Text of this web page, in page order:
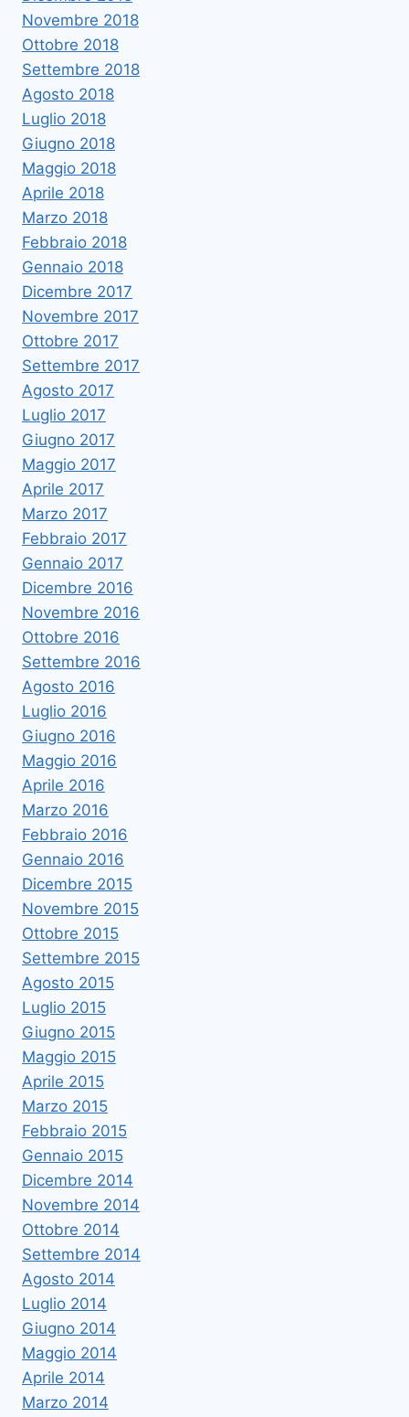
Novembre 2018
Ottobre 2018
Settembre 2018
Agosto 2018
Luglio 2018
Giugno 2018
Maggio 2018
Aprile 2018
Marzo 2018
Febbraio 2018
Gennaio 2018
Dicembre 2017
Novembre 2017
Ottobre 2017
Settembre 2017
Agosto 2017
Luglio 2017
Giugno 2017
Maggio 2017
Aprile 2017
Marzo 2017
Febbraio 2017
Gennaio 2017
Dicembre 2016
Novembre 2016
Ottobre 2016
Settembre 2016
Agosto 2016
Luglio 2016
Giugno 2016
Maggio 2016
Aprile 2016
Marzo 2016
Febbraio 2016
Gennaio 2016
Dicembre 2015
Novembre 2015
Ottobre 2015
Settembre 2015
Agosto 2015
Luglio 2015
Giugno 2015
Maggio 2015
Aprile 2015
Marzo 2015
Febbraio 2015
Gennaio 2015
Dicembre 2014
Novembre 2014
Ottobre 2014
Settembre 2014
Agosto 2014
Luglio 2014
Giugno 2014
Maggio 2014
Aprile 2014
Marzo 2014